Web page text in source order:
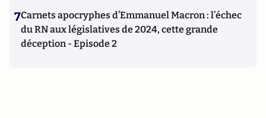
7Carnets apocryphes d’Emmanuel Macron : l’échec
du RN aux législatives de 2024, cette grande
déception - Episode 2